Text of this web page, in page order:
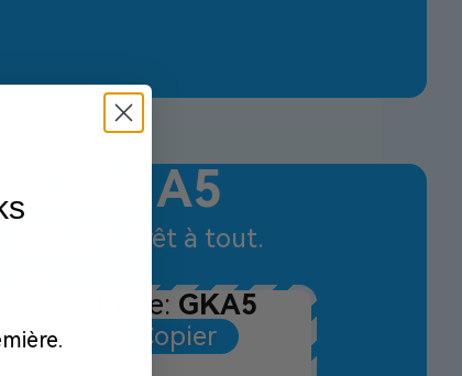
A5
Compact. Prêt à tout.
Code: GKA5
Copier